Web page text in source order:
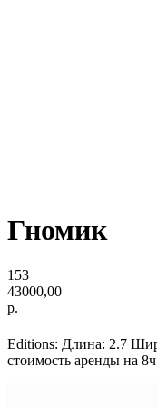
Гномик
153
43000,00
р.
Editions: Длина: 2.7
стоимость аренды на